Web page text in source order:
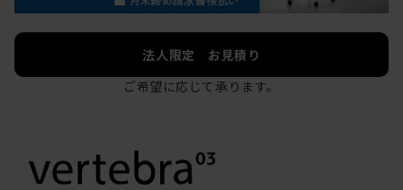
法人限定 お見積り
ご希望に応じて承ります。